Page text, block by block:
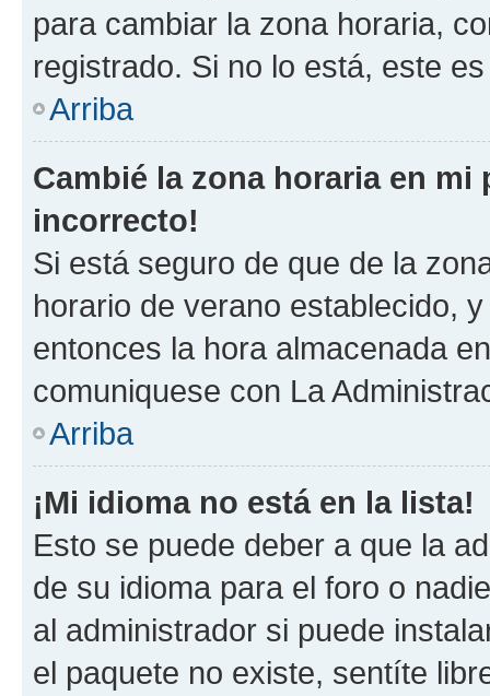
para cambiar la zona horaria,
registrado. Si no lo está, este
Arriba
Cambié la zona horaria en
incorrecto!
Si está seguro de que de la
horario de verano establecido,
entonces la hora almacenada
comuniquese con La
Arriba
¡Mi idioma no está en la lista!
Esto se puede deber a que la
de su idioma para el foro o
al administrador si puede
el paquete no existe, sentíte